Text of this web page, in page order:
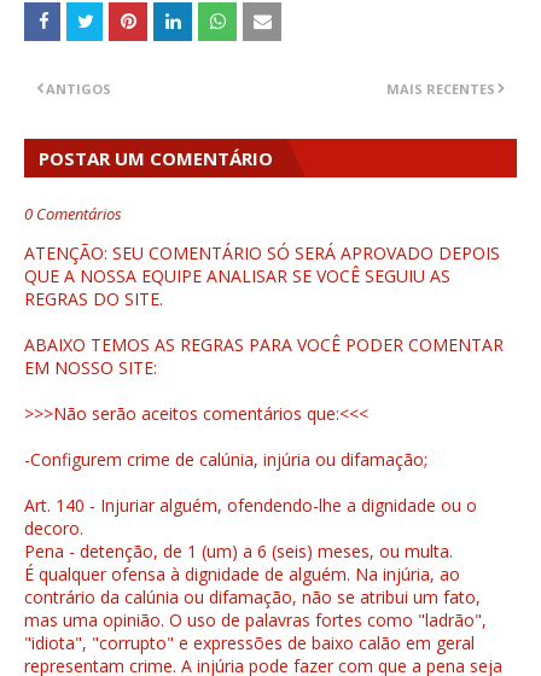
MAIS RECENTES
ANTIGOS
POSTAR UM COMENTÁRIO
0 Comentários
ATENÇÃO: SEU COMENTÁRIO SÓ SERÁ APROVADO DEPOIS
QUE A NOSSA EQUIPE ANALISAR SE VOCÊ SEGUIU AS
REGRAS DO SITE.
ABAIXO TEMOS AS REGRAS PARA VOCÊ PODER COMENTAR
EM NOSSO SITE:
>>>Não serão aceitos comentários que:<<<
-Configurem crime de calúnia, injúria ou difamação;
Art. 140 - Injuriar alguém, ofendendo-lhe a dignidade ou o
decoro.
Pena - detenção, de 1 (um) a 6 (seis) meses, ou multa.
É qualquer ofensa à dignidade de alguém. Na injúria, ao
contrário da calúnia ou difamação, não se atribui um fato,
mas uma opinião. O uso de palavras fortes como "ladrão",
"idiota", "corrupto" e expressões de baixo calão em geral
representam crime. A injúria pode fazer com que a pena seja